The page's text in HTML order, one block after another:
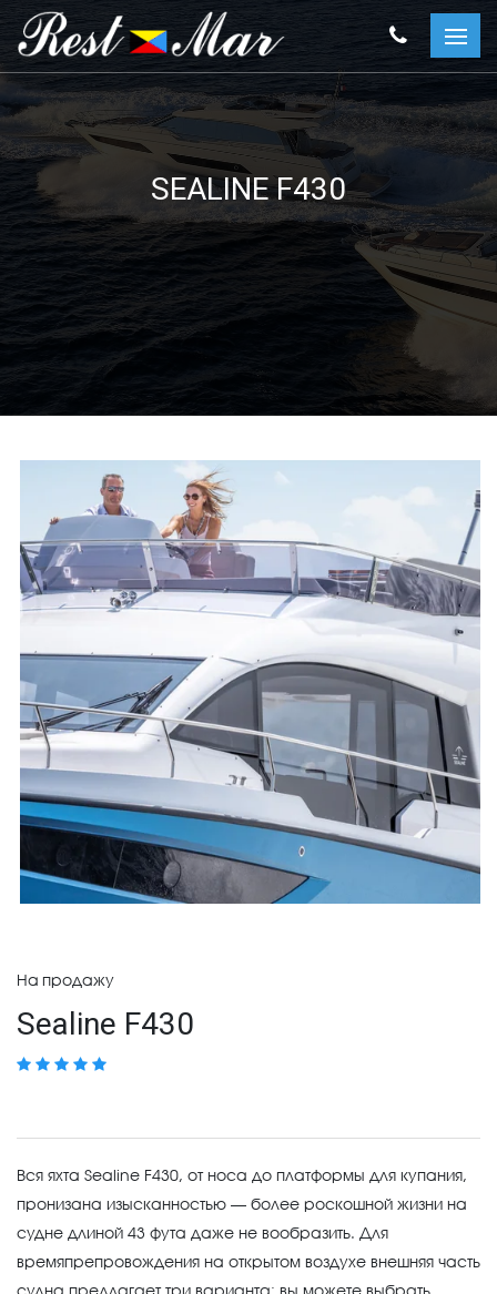
SEALINE F430
На продажу
Sealine F430
Вся яхта Sealine F430, от носа до платформы для купания,
пронизана изысканностью — более роскошной жизни на
судне длиной 43 фута даже не вообразить. Для
времяпрепровождения на открытом воздухе внешняя часть
судна предлагает три варианта: вы можете выбрать